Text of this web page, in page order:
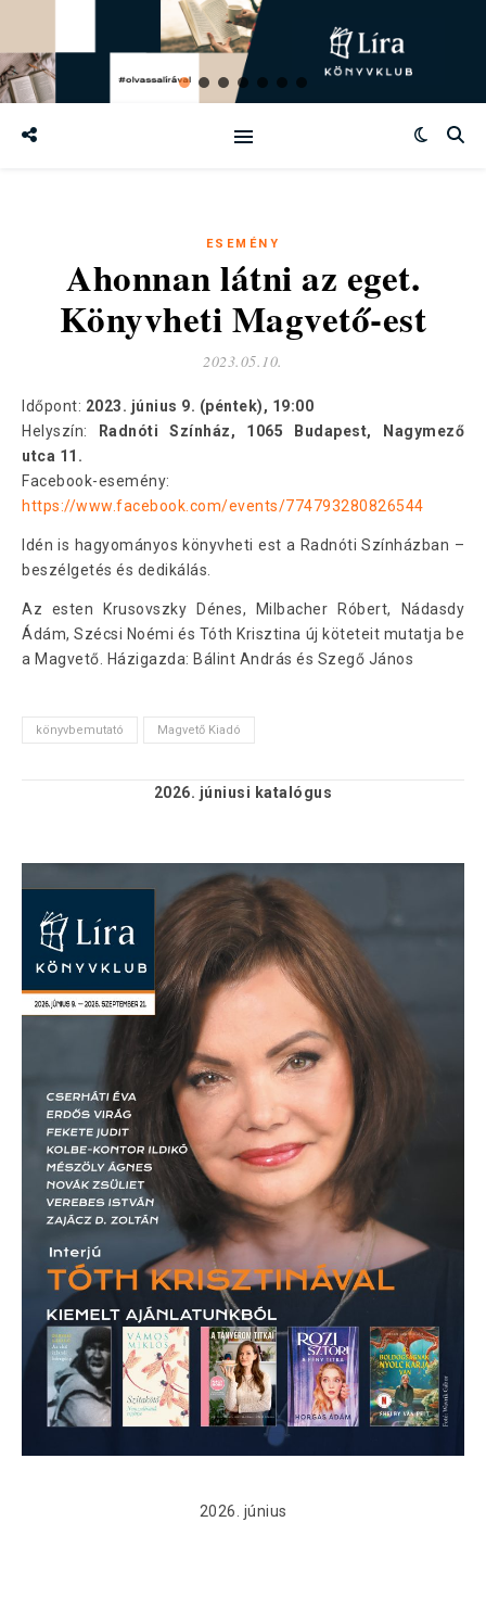
ESEMÉNY
Ahonnan látni az eget.
Könyvheti Magvető-est
2023.05.10.
Időpont: 2023. június 9. (péntek), 19:00
Helyszín:
Radnóti Színház, 1065 Budapest, Nagymező
utca 11.
Facebook-esemény:
https://www.facebook.com/events/774793280826544
Idén is hagyományos könyvheti est a Radnóti Színházban –
beszélgetés és dedikálás.
Az esten Krusovszky Dénes, Milbacher Róbert, Nádasdy
Ádám, Szécsi Noémi és Tóth Krisztina új köteteit mutatja be
a Magvető. Házigazda: Bálint András és Szegő János
könyvbemutató Magvető Kiadó
2026. júniusi katalógus
2026. június